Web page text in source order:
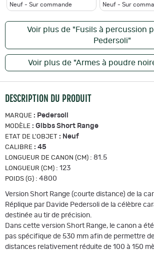
Neuf - Sur commande
Neuf - Sur
Voir plus de "Fusils à percussion
Pedersoli"
Voir plus de "Armes à poudre
DESCRIPTION DU PRODUIT
MARQUE : Pedersoli
MODÈLE : Gibbs Short Range
ETAT DE L'OBJET : Neuf
CALIBRE : 45
LONGUEUR DE CANON (CM) : 81.5
LONGUEUR (CM) : 123
POIDS (G) : 4800
Version Short Range (courte distance) de la
Réplique par Davide Pedersoli de la célèbre
destinée au tir de précision.
Dans cette version Short Range, le canon a
pas spécifique de 530 mm afin de permettre
distances relativement réduite de 100 à 150